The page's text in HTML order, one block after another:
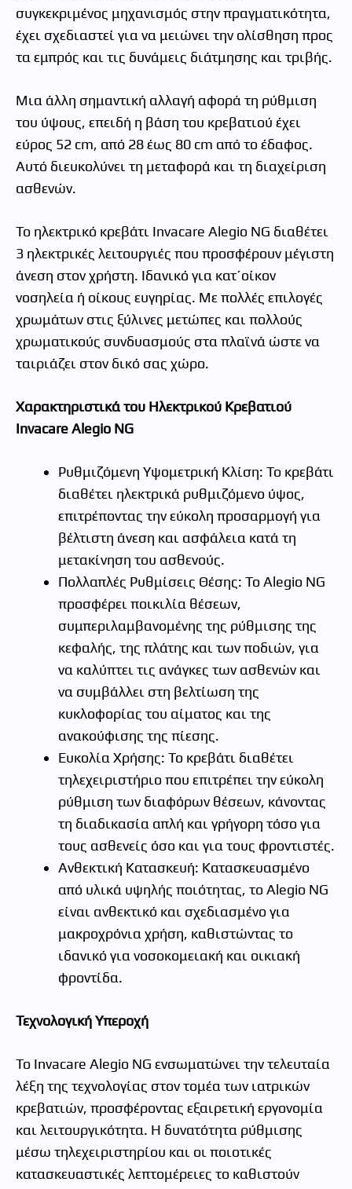
συγκεκριμένος μηχανισμός στην πραγματικότητα,
έχει σχεδιαστεί για να μειώνει την ολίσθηση προς
τα εμπρός και τις δυνάμεις διάτμησης και τριβής.
Μια άλλη σημαντική αλλαγή αφορά τη ρύθμιση
του ύψους, επειδή η βάση του κρεβατιού έχει
εύρος 52 cm, από 28 έως 80 cm από το έδαφος.
Αυτό διευκολύνει τη μεταφορά και τη διαχείριση
ασθενών.
Το ηλεκτρικό κρεβάτι Invacare Alegio NG διαθέτει
3 ηλεκτρικές λειτουργιές που προσφέρουν μέγιστη
άνεση στον χρήστη. Ιδανικό για κατ΄οίκον
νοσηλεία ή οίκους ευγηρίας. Με πολλές επιλογές
χρωμάτων στις ξύλινες μετώπες και πολλούς
χρωματικούς συνδυασμούς στα πλαϊνά ώστε να
ταιριάζει στον δικό σας χώρο.
Χαρακτηριστικά του Ηλεκτρικού Κρεβατιού
Invacare Alegio NG
Ρυθμιζόμενη Υψομετρική Κλίση: Το κρεβάτι
διαθέτει ηλεκτρικά ρυθμιζόμενο ύψος,
επιτρέποντας την εύκολη προσαρμογή για
βέλτιστη άνεση και ασφάλεια κατά τη
μετακίνηση του ασθενούς.
Πολλαπλές Ρυθμίσεις Θέσης: Το Alegio NG
προσφέρει ποικιλία θέσεων,
συμπεριλαμβανομένης της ρύθμισης της
κεφαλής, της πλάτης και των ποδιών, για
να καλύπτει τις ανάγκες των ασθενών και
να συμβάλλει στη βελτίωση της
κυκλοφορίας του αίματος και της
ανακούφισης της πίεσης.
Ευκολία Χρήσης: Το κρεβάτι διαθέτει
τηλεχειριστήριο που επιτρέπει την εύκολη
ρύθμιση των διαφόρων θέσεων, κάνοντας
τη διαδικασία απλή και γρήγορη τόσο για
τους ασθενείς όσο και για τους φροντιστές.
Ανθεκτική Κατασκευή: Κατασκευασμένο
από υλικά υψηλής ποιότητας, το Alegio NG
είναι ανθεκτικό και σχεδιασμένο για
μακροχρόνια χρήση, καθιστώντας το
ιδανικό για νοσοκομειακή και οικιακή
φροντίδα.
Τεχνολογική Υπεροχή
Το Invacare Alegio NG ενσωματώνει την τελευταία
λέξη της τεχνολογίας στον τομέα των ιατρικών
κρεβατιών, προσφέροντας εξαιρετική εργονομία
και λειτουργικότητα. Η δυνατότητα ρύθμισης
μέσω τηλεχειριστηρίου και οι ποιοτικές
κατασκευαστικές λεπτομέρειες το καθιστούν